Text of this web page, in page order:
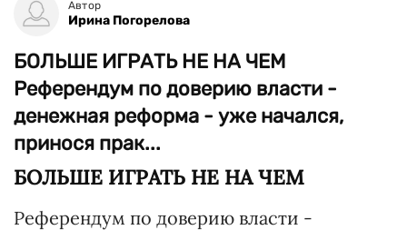
Автор
Ирина Погорелова
БОЛЬШЕ ИГРАТЬ НЕ НА ЧЕМ
Референдум по доверию власти -
денежная реформа - уже начался,
принося прак...
БОЛЬШЕ ИГРАТЬ НЕ НА ЧЕМ
Референдум по доверию власти -